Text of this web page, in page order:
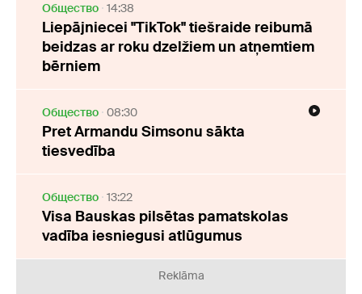
Oбщество 14:38
Liepājniecei "TikTok" tiešraide reibumā
beidzas ar roku dzelžiem un atņemtiem
bērniem
Oбщество 08:30
Pret Armandu Simsonu sākta
tiesvedība
Oбщество 13:22
Visa Bauskas pilsētas pamatskolas
vadība iesniegusi atlūgumus
Reklāma